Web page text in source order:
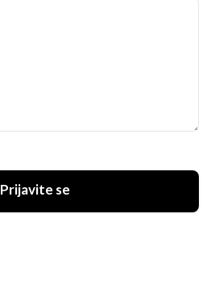
Prijavite se